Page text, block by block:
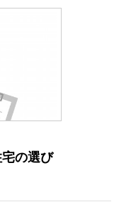
の選び